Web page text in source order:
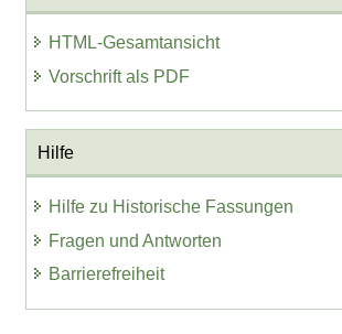
HTML-Gesamtansicht
Vorschrift als PDF
Hilfe
Hilfe zu Historische Fassungen
Fragen und Antworten
Barrierefreiheit